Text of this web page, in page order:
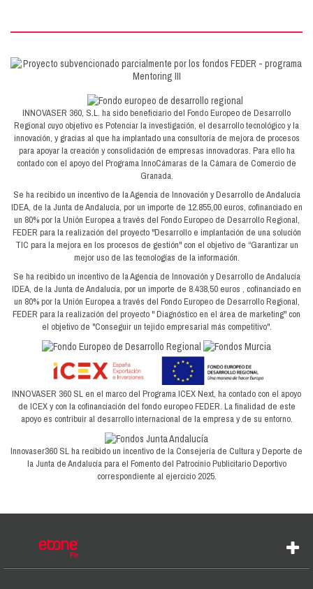
INNOVASER 360, S.L. ha sido beneficiario del Fondo Europeo de Desarrollo
Regional cuyo objetivo es Potenciar la investigación, el desarrollo tecnológico y la
innovación, y gracias al que ha implantado una consultoría de mejora de procesos
para apoyar la creación y consolidación de empresas innovadoras. Para ello ha
contado con el apoyo del Programa InnoCámaras de la Cámara de Comercio de
Granada.
Se ha recibido un incentivo de la Agencia de Innovación y Desarrollo de Andalucía
IDEA, de la Junta de Andalucía, por un importe de 12.855,00 euros, cofinanciado en
un 80% por la Unión Europea a través del Fondo Europeo de Desarrollo Regional,
FEDER para la realización del proyecto "Desarrollo e implantación de una solución
TIC para la mejora en los procesos de gestión" con el objetivo de “Garantizar un
mejor uso de las tecnologías de la información.
Se ha recibido un incentivo de la Agencia de Innovación y Desarrollo de Andalucía
IDEA, de la Junta de Andalucía, por un importe de 8.438,50 euros , cofinanciado en
un 80% por la Unión Europea a través del Fondo Europeo de Desarrollo Regional,
FEDER para la realización del proyecto " Diagnóstico en el área de marketing" con
el objetivo de "Conseguir un tejido empresarial más competitivo".
INNOVASER 360 SL en el marco del Programa ICEX Next, ha contado con el apoyo
de ICEX y con la cofinanciación del fondo europeo FEDER. La finalidad de este
apoyo es contribuir al desarrollo internacional de la empresa y de su entorno.
Innovaser360 SL ha recibido un incentivo de la Consejería de Cultura y Deporte de
la Junta de Andalucía para el Fomento del Patrocinio Publicitario Deportivo
correspondiente al ejercicio 2025.